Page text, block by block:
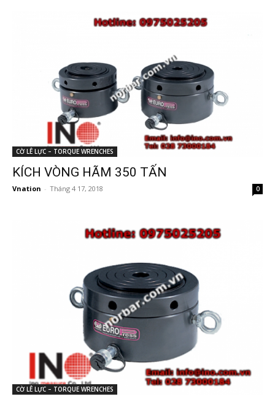
CỜ LÊ LỰC – TORQUE WRENCHES
KÍCH VÒNG HÃM 350 TẤN
Vnation - Tháng 4 17, 2018 0
CỜ LÊ LỰC – TORQUE WRENCHES